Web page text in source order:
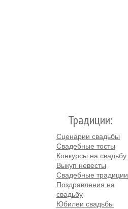
Традиции:
Сценарии свадьбы
Свадебные тосты
Конкурсы на свадьбу
Выкуп невесты
Свадебные традиции
Поздравления на
свадьбу
Юбилеи свадьбы